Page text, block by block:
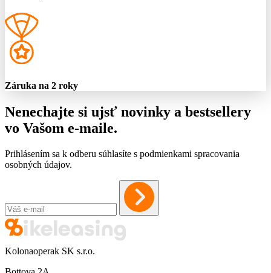
Záruka na 2 roky
Nenechajte si ujsť novinky a bestsellery
vo Vašom e-maile.
Prihlásením sa k odberu súhlasíte s podmienkami spracovania
osobných údajov.
Kolonaoperak SK s.r.o.